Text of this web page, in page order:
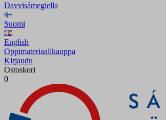
Davvisámegiella
Suomi
English
Oppimateriaalikauppa
Kirjaudu
Ostoskori
0